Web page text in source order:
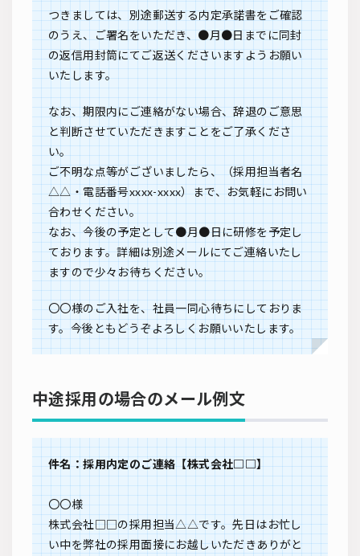
つきましては、別途郵送する内定承諾書をご確認
のうえ、ご署名をいただき、●月●日までに同封
の返信用封筒にてご返送くださいますようお願い
いたします。
なお、期限内にご連絡がない場合、辞退のご意思
と判断させていただきますことをご了承くださ
い。
ご不明な点等がございましたら、（採用担当者名
△△・電話番号xxxx-xxxx）まで、お気軽にお問い
合わせください。
なお、今後の予定として●月●日に研修を予定し
ております。詳細は別途メールにてご連絡いたし
ますので少々お待ちください。
〇〇様のご入社を、社員一同心待ちにしておりま
す。今後ともどうぞよろしくお願いいたします。
中途採用の場合のメール例文
件名：採用内定のご連絡【株式会社□□】
〇〇様
株式会社□□の採用担当△△です。先日はお忙し
い中を弊社の採用面接にお越しいただきありがと